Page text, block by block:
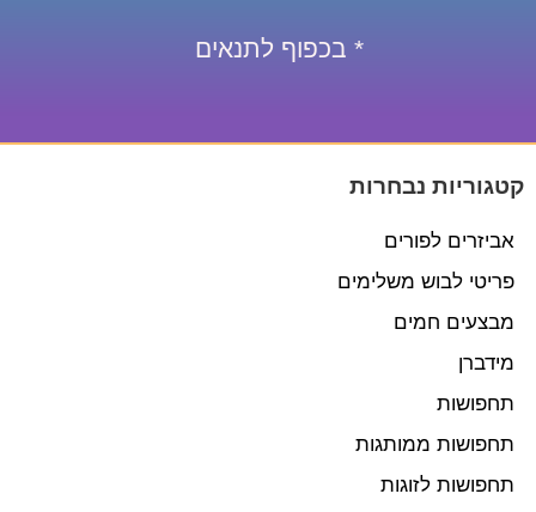
* בכפוף לתנאים
קטגוריות נבחרות
אביזרים לפורים
פריטי לבוש משלימים
מבצעים חמים
מידברן
תחפושות
תחפושות ממותגות
תחפושות לזוגות